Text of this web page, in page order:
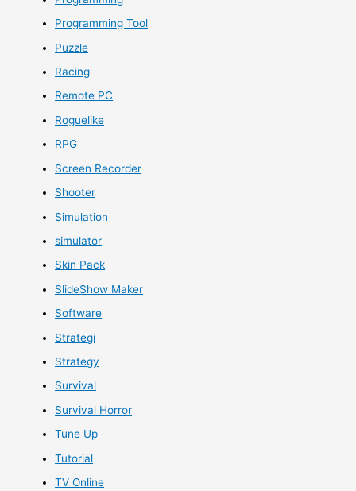
Programming Tool
Puzzle
Racing
Remote PC
Roguelike
RPG
Screen Recorder
Shooter
Simulation
simulator
Skin Pack
SlideShow Maker
Software
Strategi
Strategy
Survival
Survival Horror
Tune Up
Tutorial
TV Online